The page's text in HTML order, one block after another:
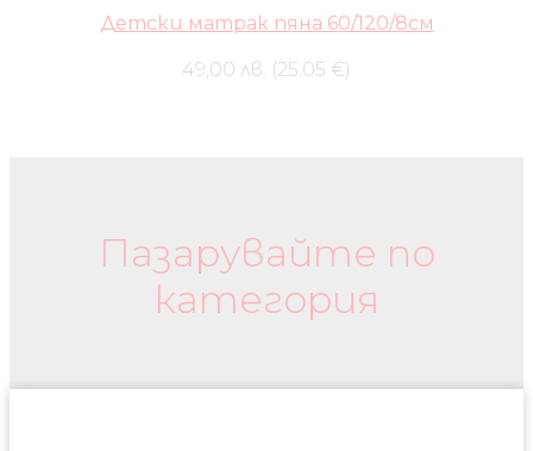
Детски матрак пяна 60/120/8см
49,00 лв. (25.05 €)
Пазарувайте по
категория